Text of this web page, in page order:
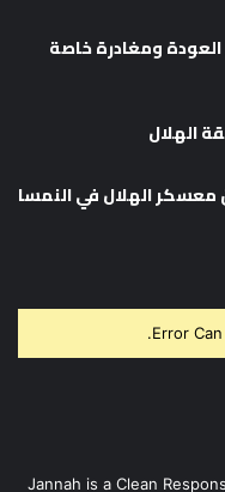
العودة ومغادرة خاصة
الهلال
معسكر الهلال في النمسا
Error
Jannah is a Clean